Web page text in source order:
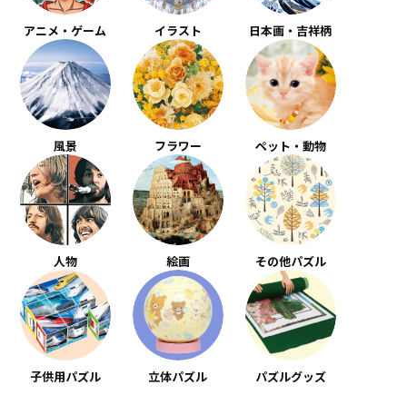
アニメ・ゲーム イラスト 日本画・吉祥柄
風景 フラワー ペット・動物
人物 絵画 その他パズル
子供用パズル 立体パズル パズルグッズ